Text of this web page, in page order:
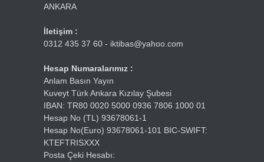
ANKARA
İletişim :
0312 435 37 60 - iktibas@yahoo.com
Hesap Numaralarımız :
Anlam Basın Yayın
Kuveyt Türk Ankara Kızılay Şubesi
IBAN: TR80 0020 5000 0936 7806 1000 01
Hesap No (TL) 93678061-1
Hesap No(Euro) 93678061-101 BIC-SWIFT:
KTEFTRISXXX
Posta Çeki Hesabı: